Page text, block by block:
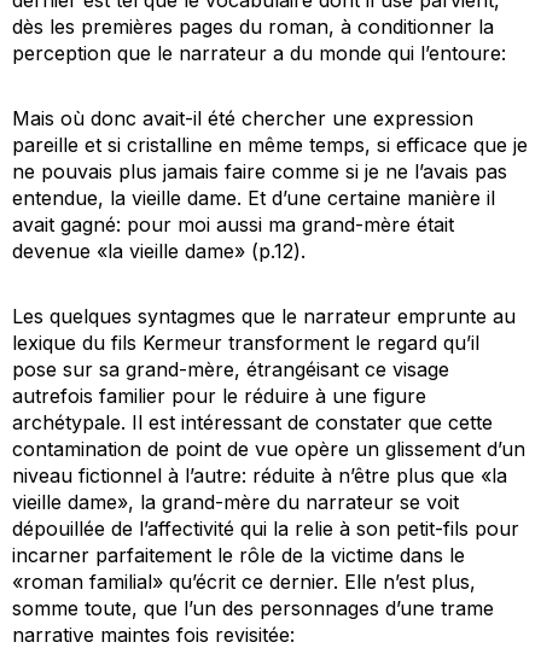
dès les premières pages du roman, à conditionner la
perception que le narrateur a du monde qui l’entoure:
Mais où donc avait-il été chercher une expression
pareille et si cristalline en même temps, si efficace que je
ne pouvais plus jamais faire comme si je ne l’avais pas
entendue, la vieille dame. Et d’une certaine manière il
avait gagné: pour moi aussi ma grand-mère était
devenue «la vieille dame» (p.12).
Les quelques syntagmes que le narrateur emprunte au
lexique du fils Kermeur transforment le regard qu’il
pose sur sa grand-mère, étrangéisant ce visage
autrefois familier pour le réduire à une figure
archétypale. Il est intéressant de constater que cette
contamination de point de vue opère un glissement d’un
niveau fictionnel à l’autre: réduite à n’être plus que «la
vieille dame», la grand-mère du narrateur se voit
dépouillée de l’affectivité qui la relie à son petit-fils pour
incarner parfaitement le rôle de la victime dans le
«roman familial» qu’écrit ce dernier. Elle n’est plus,
somme toute, que l’un des personnages d’une trame
narrative maintes fois revisitée: